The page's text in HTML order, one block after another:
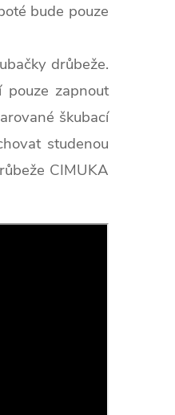
bude pouze
drůbeže.
pouze zapnout
škubací
studenou
CIMUKA